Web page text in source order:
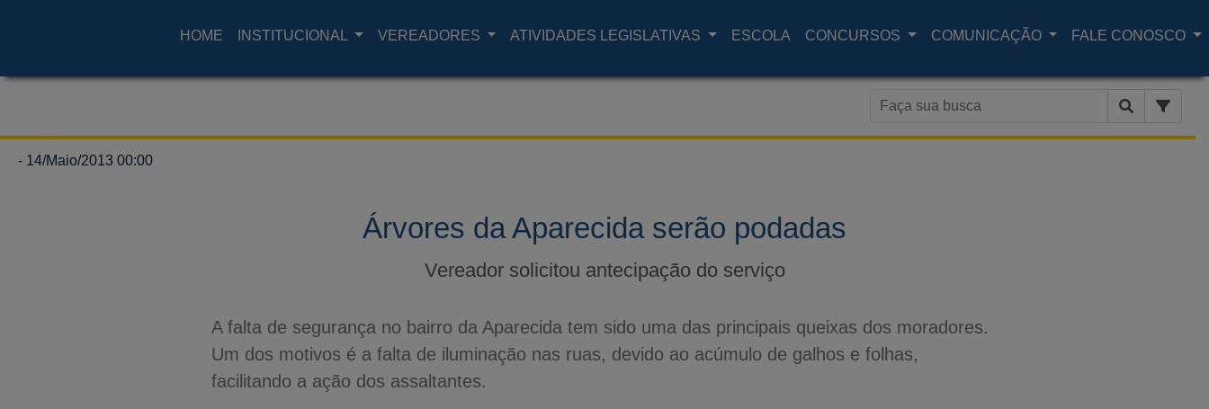
HOME INSTITUCIONAL VEREADORES ATIVIDADES LEGISLATIVAS ESCOLA CONCURSOS COMUNICAÇÃO FALE CONOSCO
- 14/Maio/2013 00:00
Árvores da Aparecida serão podadas
Vereador solicitou antecipação do serviço
A falta de segurança no bairro da Aparecida tem sido uma das principais queixas dos moradores.
Um dos motivos é a falta de iluminação nas ruas, devido ao acúmulo de galhos e folhas,
facilitando a ação dos assaltantes.